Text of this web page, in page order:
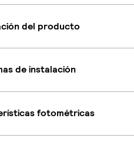
del producto
de instalación
fotométricas